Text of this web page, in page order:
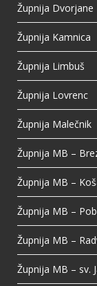
Župnija Dvorjane
Župnija Kamnica
Župnija Limbuš
Župnija Lovrenc
Župnija Malečnik
Župnija MB –
Župnija MB –
Župnija MB –
Župnija MB –
Župnija MB – sv.